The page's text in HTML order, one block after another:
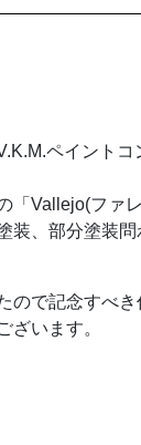
ペイント
「Vallejo(ファ
装、部分塗装
で記念すべ
ざいます。